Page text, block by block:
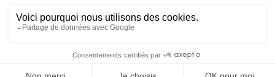
Le Fournil bio ©2024
Politiques de confidentialités